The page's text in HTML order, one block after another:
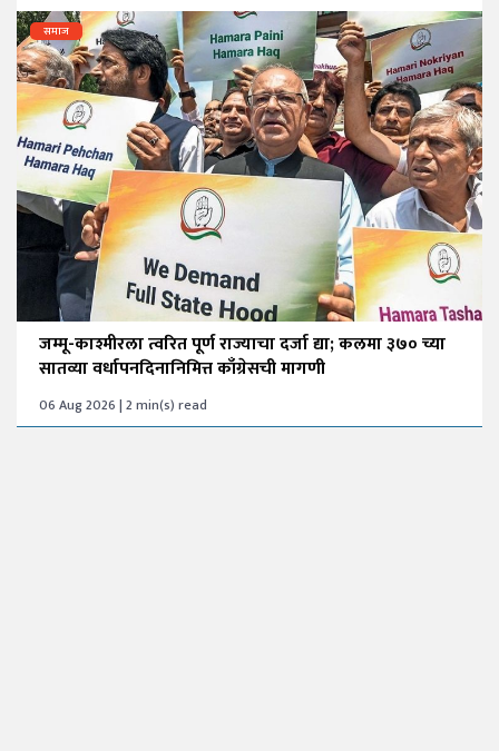
समाज
जम्मू-काश्मीरला त्वरित पूर्ण राज्याचा दर्जा द्या; कलमा ३७० च्या
सातव्या वर्धापनदिनानिमित्त काँग्रेसची मागणी
06 Aug 2026 | 2 min(s) read